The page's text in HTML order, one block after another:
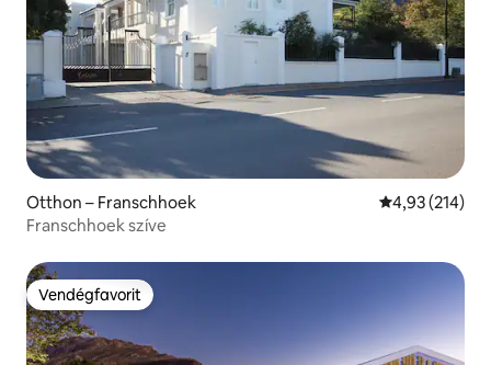
Otthon – Franschhoek Átlagos
4,93 (214)
Franschhoek szíve
Vendégfavorit
Vendégfavorit